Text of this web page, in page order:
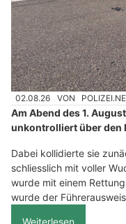
02.08.26 VON
Am Abend des 1.
unkontrolliert über den
Dabei kollidierte sie
schliesslich mit voller
wurde mit einem
wurde der